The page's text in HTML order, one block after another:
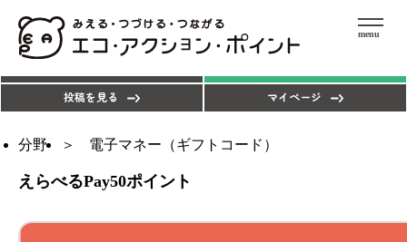
menu
投稿を見る
マイページ
分野 電子マネー（ギフトコード）
えらべるPay50ポイント